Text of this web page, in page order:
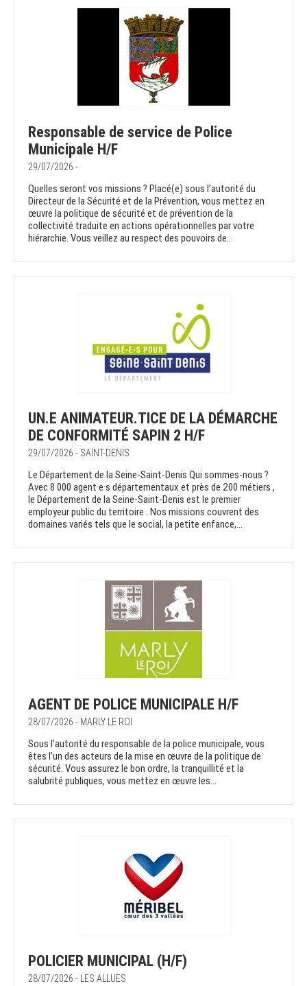
Responsable de service de Police
Municipale H/F
29/07/2026 -
Quelles seront vos missions ? Placé(e) sous l’autorité du
Directeur de la Sécurité et de la Prévention, vous mettez en
œuvre la politique de sécurité et de prévention de la
collectivité traduite en actions opérationnelles par votre
hiérarchie. Vous veillez au respect des pouvoirs de...
UN.E ANIMATEUR.TICE DE LA DÉMARCHE
DE CONFORMITÉ SAPIN 2 H/F
29/07/2026 - SAINT-DENIS
Le Département de la Seine-Saint-Denis Qui sommes-nous ?
Avec 8 000 agent·e·s départementaux et près de 200 métiers ,
le Département de la Seine-Saint-Denis est le premier
employeur public du territoire . Nos missions couvrent des
domaines variés tels que le social, la petite enfance,...
AGENT DE POLICE MUNICIPALE H/F
28/07/2026 - MARLY LE ROI
Sous l’autorité du responsable de la police municipale, vous
êtes l’un des acteurs de la mise en œuvre de la politique de
sécurité. Vous assurez le bon ordre, la tranquillité et la
salubrité publiques, vous mettez en œuvre les...
POLICIER MUNICIPAL (H/F)
28/07/2026 - LES ALLUES